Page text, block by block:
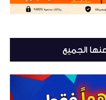
الجميع